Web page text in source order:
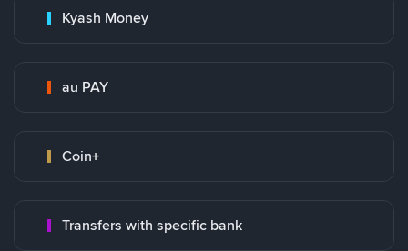
Kyash Money
au PAY
Coin+
Transfers with specific bank